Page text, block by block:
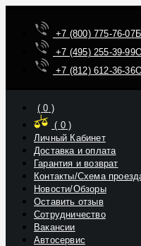
+7 (800) 775-76-07
+7 (495) 255-39-99
+7 (812) 612-36-36
(0 )
( 0)
Личный Кабинет
Доставка и оплата
Гарантия и возврат
Контакты/Схема
Новости/Обзоры
Оставить отзыв
Сотрудничество
Вакансии
Автосервис